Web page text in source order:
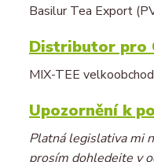
Basilur Tea Export
Distributor pro
MIX-TEE
Upozornění k
Platná legislativa mi
prosím dohledejte v